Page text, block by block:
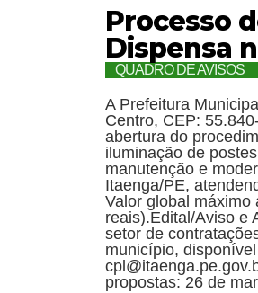
Processo
Dispensa
QUADRO DE AVISOS
A Prefeitura
Centro, CEP:
abertura do
iluminação de
manutenção e
Itaenga/PE,
Valor global máximo
reais).Edital/Aviso e
setor de
município,
propostas: 26 de